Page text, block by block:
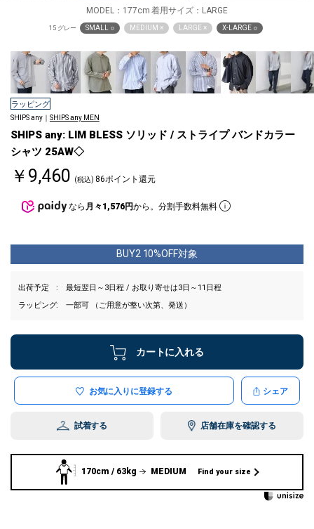
MODEL：177cm 着用サイズ：LARGE
15 グレー SMALL ○ MEDIUM × LARGE × X-LARGE ○
ラッピング
SHIPS any｜ SHIPS any MEN
SHIPS any: LIM BLESS ソリッド / ストライプ バンドカラー
シャツ 25AW◇
￥9,460 (税込) 86ポイント還元
なら 月々1,576円から。分割手数料無料
BUY2 10%OFF対象
出荷予定
最短翌日～3日程 / お取り寄せは3日～11日程
ラッピング
一部可 （ご用意が整い次第、発送）
カートに入れる
お気に入りに登録する シェア
試着する 店舗在庫を確認する
170cm / 63kg MEDIUM Find your size